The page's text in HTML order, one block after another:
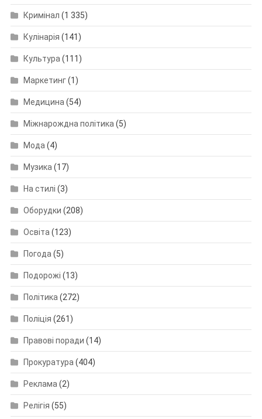
Кримінал (1 335)
Кулінарія (141)
Культура(111)
Маркетинг(1)
Медицина(54)
Міжнарождна політика(5)
Мода(4)
Музика(17)
На стилі (3)
Оборудки (208)
Освіта(123)
Погода(5)
Подорожі (13)
Політика(272)
Поліція (261)
Правові поради (14)
Прокуратура(404)
Реклама(2)
Релігія (55)